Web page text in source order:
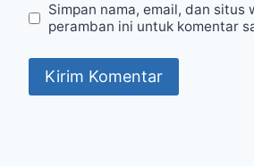
Simpan nama, email, dan situs
peramban ini untuk komentar